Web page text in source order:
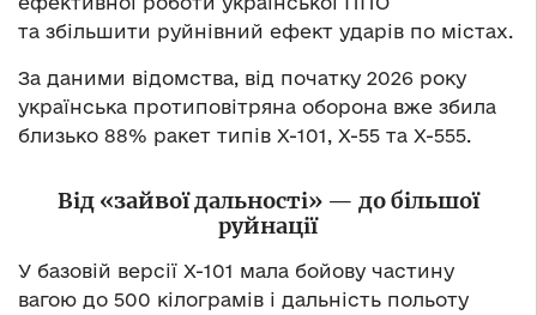
та збільшити руйнівний ефект ударів по містах.
За даними відомства, від початку 2026 року
українська протиповітряна оборона вже збила
близько 88% ракет типів Х-101, Х-55 та Х-555.
Від «зайвої дальності» — до більшої
руйнації
У базовій версії Х-101 мала бойову частину
вагою до 500 кілограмів і дальність польоту